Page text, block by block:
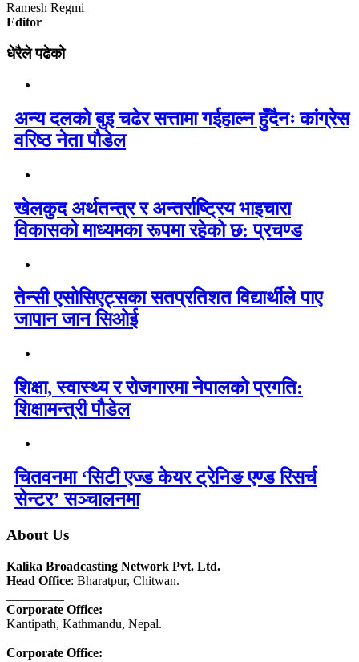
Ramesh Regmi
Editor
धेरैले पढेको
अन्य दलको बुइ चढेर सत्तामा गईहाल्न हुँदैनः कांग्रेस
वरिष्ठ नेता पौडेल
खेलकुद अर्थतन्त्र र अन्तर्राष्ट्रिय भाइचारा
विकासको माध्यमका रूपमा रहेको छ: प्रचण्ड
तेन्सी एसोसिएट्सका सतप्रतिशत विद्यार्थीले पाए
जापान जान सिओई
शिक्षा, स्वास्थ्य र रोजगारमा नेपालको प्रगति:
शिक्षामन्त्री पौडेल
चितवनमा ‘सिटी एज्ड केयर ट्रेनिङ एण्ड रिसर्च
सेन्टर’ सञ्चालनमा
About Us
Kalika Broadcasting Network Pvt. Ltd.
Head Office: Bharatpur, Chitwan.
Corporate Office:
Kantipath, Kathmandu, Nepal.
Corporate Office: